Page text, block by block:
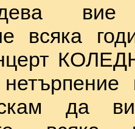
всяка
да